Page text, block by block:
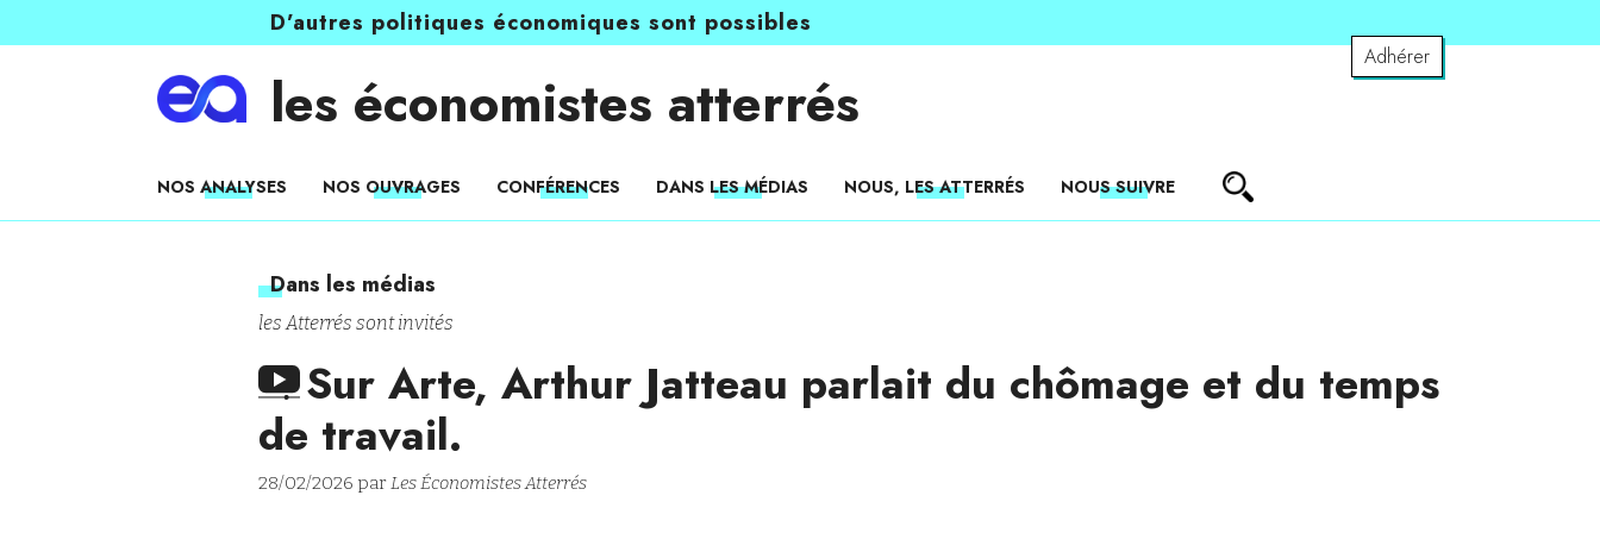
D’autres politiques économiques sont possibles
Adhérer
les économistes atterrés
NOS ANALYSES NOS OUVRAGES CONFÉRENCES DANS LES MÉDIAS NOUS, LES ATTERRÉS NOUS SUIVRE
Dans les médias
les Atterrés sont invités
Sur Arte, Arthur Jatteau parlait du chômage et du temps
de travail.
28/02/2026 parLes Économistes Atterrés